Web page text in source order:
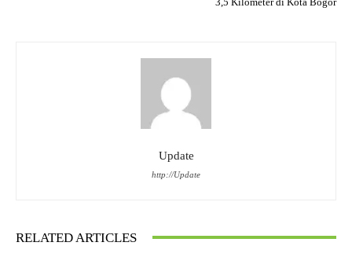
Update
http://Update
RELATED ARTICLES